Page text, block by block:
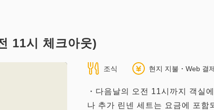
11시 체크아웃)
조식 현지 지불・Web 결
・다음날의 오전 11시까지 객실
나 추가 린넨 세트는 요금에 포함